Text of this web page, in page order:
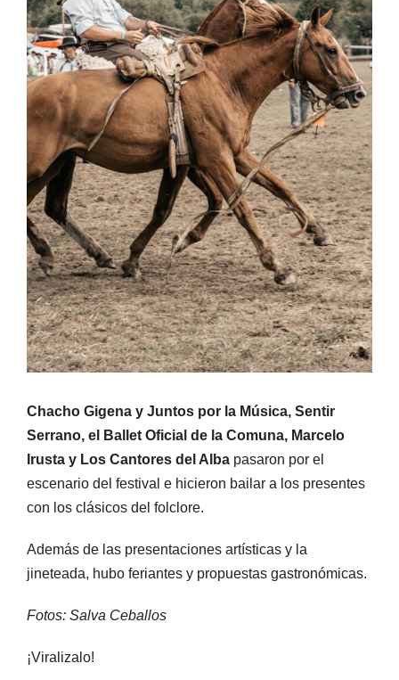
Chacho Gigena y Juntos por la Música, Sentir
Serrano, el Ballet Oficial de la Comuna, Marcelo
Irusta y Los Cantores del Alba pasaron por el
escenario del festival e hicieron bailar a los presentes
con los clásicos del folclore.
Además de las presentaciones artísticas y la
jineteada, hubo feriantes y propuestas gastronómicas.
Fotos: Salva Ceballos
¡Viralizalo!